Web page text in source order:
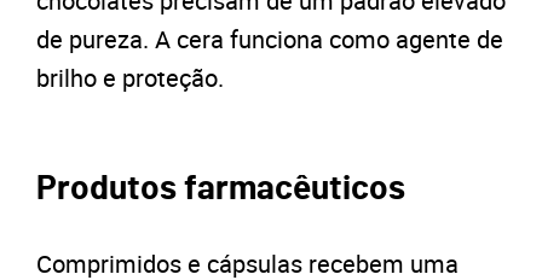
de pureza. A cera funciona como agente de
brilho e proteção.
Produtos farmacêuticos
Comprimidos e cápsulas recebem uma